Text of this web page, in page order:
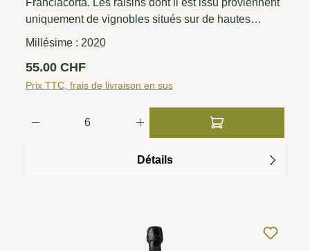
uniquement de vignobles situés sur de hautes
collines au cœur des meilleurs sites, face au soleil
Millésime : 2020
Prix régulier :
55.00 CHF
Prix TTC, frais de livraison en sus
Quantité de produit : Entrez la quantité
Détails